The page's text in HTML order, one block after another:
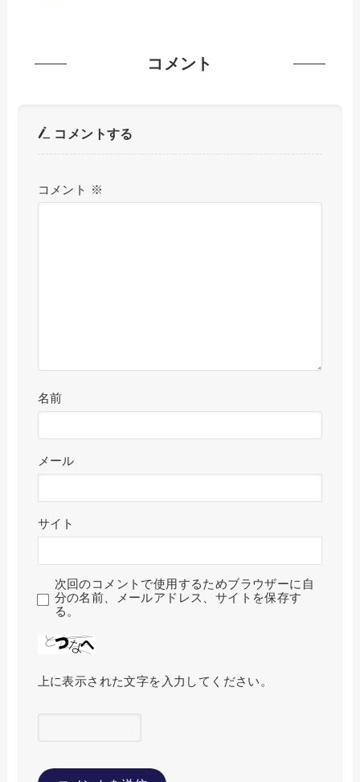
コメント
コメントする
コメント ※
名前
メール
サイト
次回のコメントで使用するためブラウザーに自
分の名前、メールアドレス、サイトを保存す
る。
上に表示された文字を入力してください。